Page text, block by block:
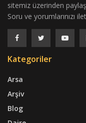
sitemiz üzerinden
Soru ve yorumlarınızı
Kategoriler
Arsa
Arşiv
Blog